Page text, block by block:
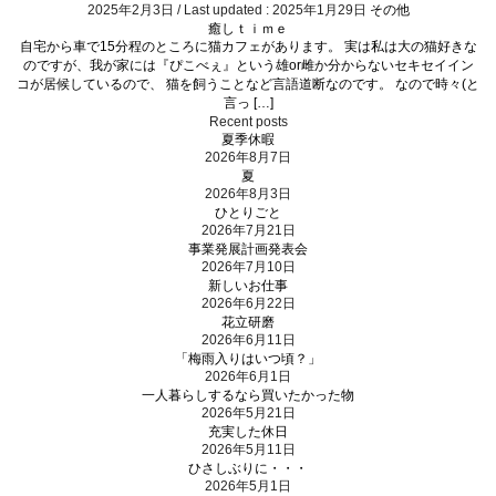
2025年2月3日 / Last updated : 2025年1月29日 その他
癒しｔｉｍｅ
自宅から車で15分程のところに猫カフェがあります。 実は私は大の猫好きな
のですが、我が家には『ぴこべぇ』という雄or雌か分からないセキセイイン
コが居候しているので、 猫を飼うことなど言語道断なのです。 なので時々(と
言っ […]
Recent posts
夏季休暇
2026年8月7日
夏
2026年8月3日
ひとりごと
2026年7月21日
事業発展計画発表会
2026年7月10日
新しいお仕事
2026年6月22日
花立研磨
2026年6月11日
「梅雨入りはいつ頃？」
2026年6月1日
一人暮らしするなら買いたかった物
2026年5月21日
充実した休日
2026年5月11日
ひさしぶりに・・・
2026年5月1日